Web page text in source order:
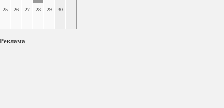
25 26 27 28 29 30
Реклама